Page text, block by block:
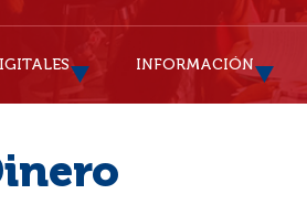
INFORMACIÓN